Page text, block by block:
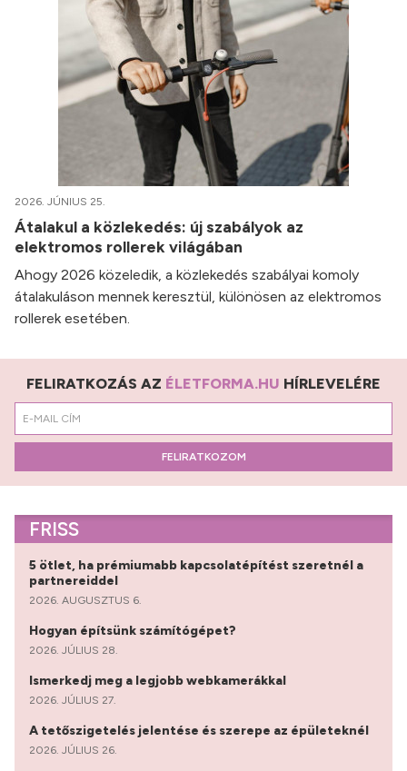
2026. JÚNIUS 25.
Átalakul a közlekedés: új szabályok az
elektromos rollerek világában
Ahogy 2026 közeledik, a közlekedés szabályai komoly
átalakuláson mennek keresztül, különösen az elektromos
rollerek esetében.
FELIRATKOZÁS AZ ÉLETFORMA.HU HÍRLEVELÉRE
FELIRATKOZOM
FRISS
5 ötlet, ha prémiumabb kapcsolatépítést szeretnél a
partnereiddel
2026. AUGUSZTUS 6.
Hogyan építsünk számítógépet?
2026. JÚLIUS 28.
Ismerkedj meg a legjobb webkamerákkal
2026. JÚLIUS 27.
A tetőszigetelés jelentése és szerepe az épületeknél
2026. JÚLIUS 26.